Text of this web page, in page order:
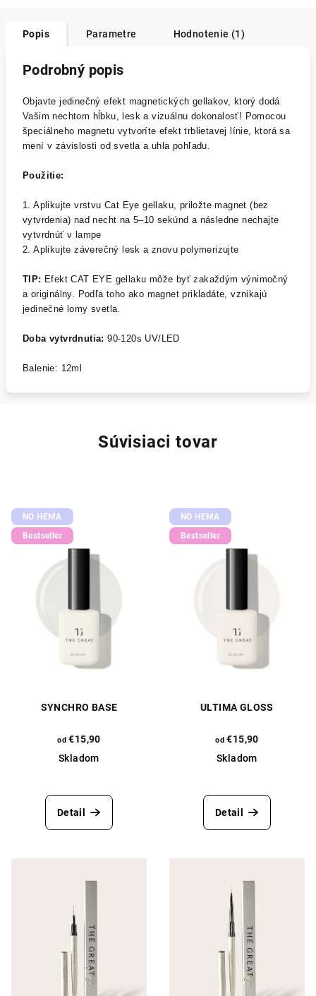
Popis Parametre Hodnotenie (1)
Podrobný popis
Objavte jedinečný efekt magnetických gellakov, ktorý dodá
Vašim nechtom hĺbku, lesk a vizuálnu dokonalosť! Pomocou
špeciálneho magnetu vytvoríte efekt trblietavej línie, ktorá sa
mení v závislosti od svetla a uhla pohľadu.
Použitie:
1. Aplikujte vrstvu Cat Eye gellaku, priložte magnet (bez
vytvrdenia) nad necht na 5–10 sekúnd a následne nechajte
vytvrdnúť v lampe
2. Aplikujte záverečný lesk a znovu polymerizujte
TIP: Efekt CAT EYE gellaku môže byť zakaždým výnimočný
a originálny. Podľa toho ako magnet prikladáte, vznikajú
jedinečné lomy svetla.
Doba vytvrdnutia: 90-120s UV/LED
Balenie: 12ml
Súvisiaci tovar
NO HEMA
Bestseller
SYNCHRO BASE
od €15,90
Skladom
hodnotenie
produktu
hviezdičiek.
Detail
NO HEMA
Bestseller
ULTIMA GLOSS
od €15,90
Skladom
hodnotenie
produktu
hviezdičiek.
Detail